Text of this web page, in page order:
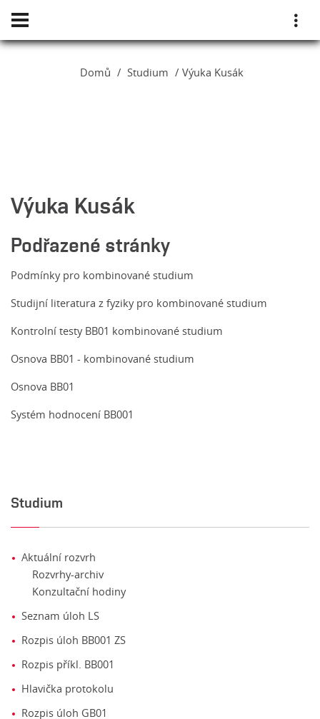
Domů Studium Výuka Kusák
Výuka Kusák
Podřazené stránky
Podmínky pro kombinované studium
Studijní literatura z fyziky pro kombinované studium
Kontrolní testy BB01 kombinované studium
Osnova BB01 - kombinované studium
Osnova BB01
Systém hodnocení BB001
Studium
Aktuální rozvrh
Rozvrhy-archiv
Konzultační hodiny
Seznam úloh LS
Rozpis úloh BB001 ZS
Rozpis příkl. BB001
Hlavička protokolu
Rozpis úloh GB01